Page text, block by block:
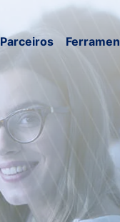
Parceiros